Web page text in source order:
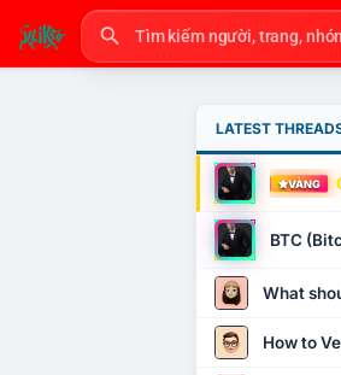
LATEST
VÀNG
BTC
What
How to